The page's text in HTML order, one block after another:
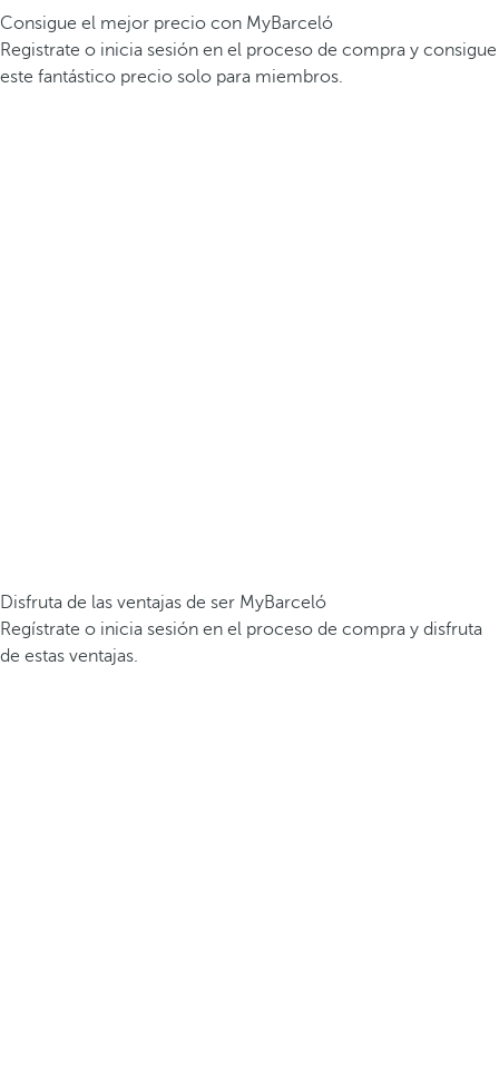
Consigue el mejor precio con MyBarceló
Registrate o inicia sesión en el proceso de compra y consigue
este fantástico precio solo para miembros.
Disfruta de las ventajas de ser MyBarceló
Regístrate o inicia sesión en el proceso de compra y disfruta
de estas ventajas.